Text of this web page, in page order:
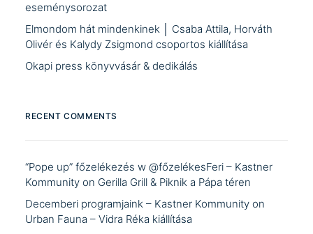
eseménysorozat
Elmondom hát mindenkinek │ Csaba Attila, Horváth
Olivér és Kalydy Zsigmond csoportos kiállítása
Okapi press könyvvásár & dedikálás
RECENT COMMENTS
“Pope up” főzelékezés w @főzelékesFeri – Kastner
Kommunity on Gerilla Grill & Piknik a Pápa téren
Decemberi programjaink – Kastner Kommunity on
Urban Fauna – Vidra Réka kiállítása